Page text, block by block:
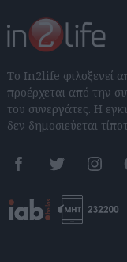
Το In2life φιλοξενεί
προέρχεται από την
του συνεργάτες. Η
δεν δημοσιεύεται
FacebookTwitter